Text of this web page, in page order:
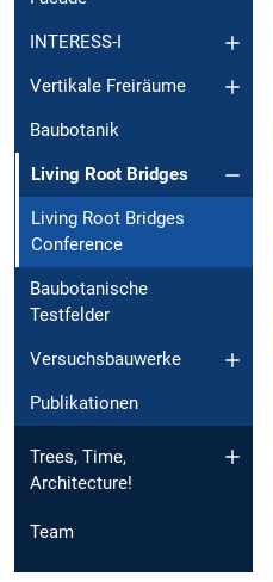
INTERESS-I
Vertikale Freiräume
Baubotanik
Living Root Bridges
Living Root Bridges
Conference
Baubotanische
Testfelder
Versuchsbauwerke
Publikationen
Trees, Time,
Architecture!
Team